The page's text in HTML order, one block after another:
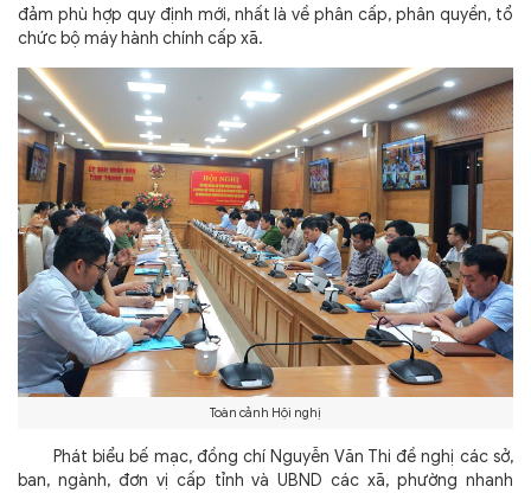
đảm phù hợp quy định mới, nhất là về phân cấp, phân quyền, tổ
chức bộ máy hành chính cấp xã.
Toàn cảnh Hội nghị
Phát biểu bế mạc, đồng chí Nguyễn Văn Thi đề nghị các sở,
ban, ngành, đơn vị cấp tỉnh và UBND các xã, phường nhanh